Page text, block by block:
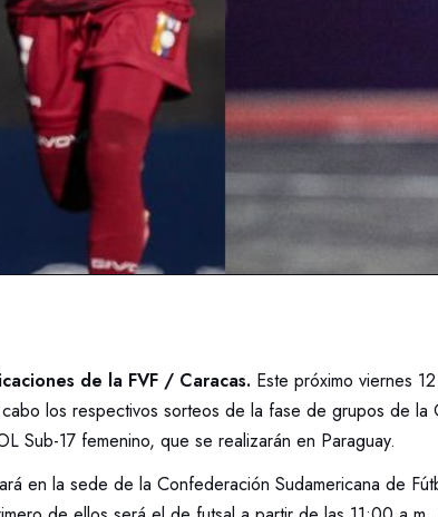
de la FVF / Caracas. Este próximo viernes
los respectivos sorteos de la fase de grupos de la
Sub-17 femenino, que se realizarán en Paraguay.
en la sede de la Confederación Sudamericana de